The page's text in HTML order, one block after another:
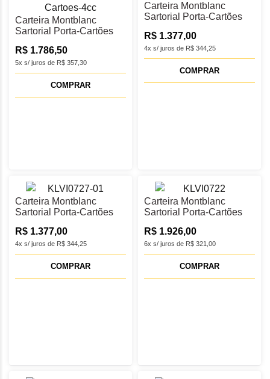
Carteira Montblanc
Sartorial Porta-Cartões
5x s/ juros de R$ 357,30
R$ 1.786,50
COMPRAR
Carteira Montblanc
Sartorial Porta-Cartões
4x s/ juros de R$ 344,25
R$ 1.377,00
COMPRAR
Carteira Montblanc
Sartorial Porta-Cartões
4x s/ juros de R$ 344,25
R$ 1.377,00
COMPRAR
Carteira Montblanc
Sartorial Porta-Cartões
6x s/ juros de R$ 321,00
R$ 1.926,00
COMPRAR